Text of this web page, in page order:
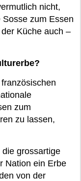
nicht,
zum Essen
Küche auch –
zum
zu lassen,
grossartige
Nation ein Erbe
von der